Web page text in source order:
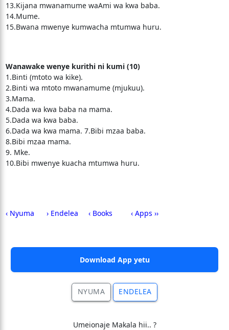
13.Kijana mwanamume waAmi wa kwa baba.
14.Mume.
15.Bwana mwenye kumwacha mtumwa huru.
Wanawake wenye kurithi ni kumi (10)
1.Binti (mtoto wa kike).
2.Binti wa mtoto mwanamume (mjukuu).
3.Mama.
4.Dada wa kwa baba na mama.
5.Dada wa kwa baba.
6.Dada wa kwa mama. 7.Bibi mzaa baba.
8.Bibi mzaa mama.
9. Mke.
10.Bibi mwenye kuacha mtumwa huru.
‹ Nyuma › Endelea ‹ Books ‹ Apps ››
Download App yetu
NYUMA ENDELEA
Umeionaje Makala hii.. ?